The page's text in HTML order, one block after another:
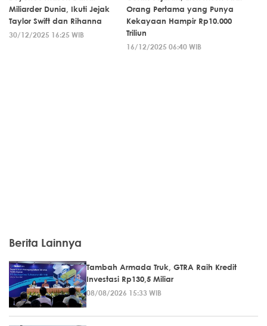
Miliarder Dunia, Ikuti Jejak
Taylor Swift dan Rihanna
30/12/2025 16:25 WIB
Orang Pertama yang Punya
Kekayaan Hampir Rp10.000
Triliun
16/12/2025 06:40 WIB
Berita Lainnya
Tambah Armada Truk, GTRA Raih Kredit
Investasi Rp130,5 Miliar
08/08/2026 15:33 WIB